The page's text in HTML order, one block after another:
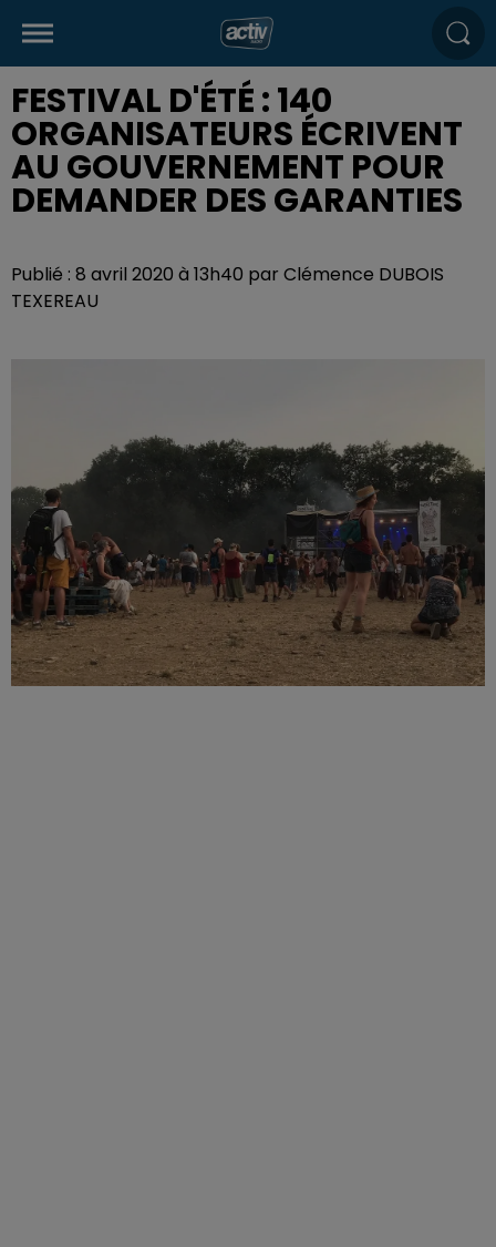
FESTIVAL D'ÉTÉ : 140
ORGANISATEURS ÉCRIVENT
AU GOUVERNEMENT POUR
DEMANDER DES GARANTIES
Publié : 8 avril 2020 à 13h40 par Clémence DUBOIS
TEXEREAU